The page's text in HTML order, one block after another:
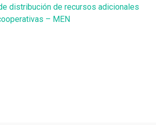
distribución de recursos adicionales
– MEN